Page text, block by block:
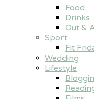
Food
Drinks
Out &
Sport
Fit
Wedding
Lifestyle